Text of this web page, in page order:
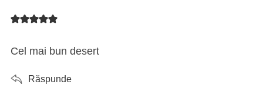
Cel mai bun desert
Răspunde